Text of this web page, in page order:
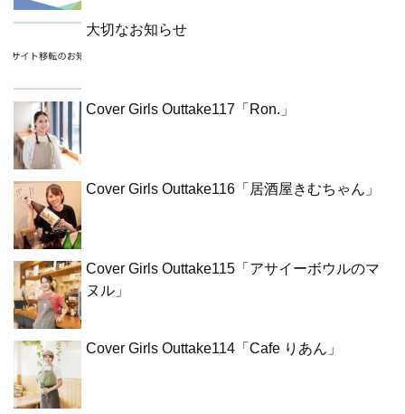
大切なお知らせ
Cover Girls Outtake117「Ron.」
Cover Girls Outtake116「居酒屋きむちゃん」
Cover Girls Outtake115「アサイーボウルのマ
ヌル」
Cover Girls Outtake114「Cafe りあん」